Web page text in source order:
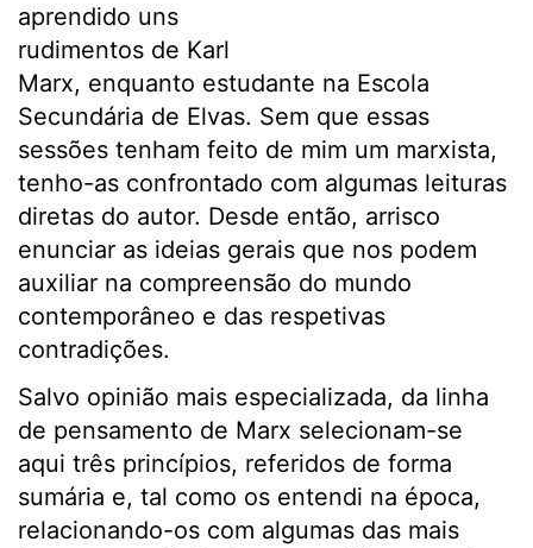
aprendido uns
rudimentos de Karl
Marx, enquanto estudante na Escola
Secundária de Elvas. Sem que essas
sessões tenham feito de mim um marxista,
tenho-as confrontado com algumas leituras
diretas do autor. Desde então, arrisco
enunciar as ideias gerais que nos podem
auxiliar na compreensão do mundo
contemporâneo e das respetivas
contradições.
Salvo opinião mais especializada, da linha
de pensamento de Marx selecionam-se
aqui três princípios, referidos de forma
sumária e, tal como os entendi na época,
relacionando-os com algumas das mais